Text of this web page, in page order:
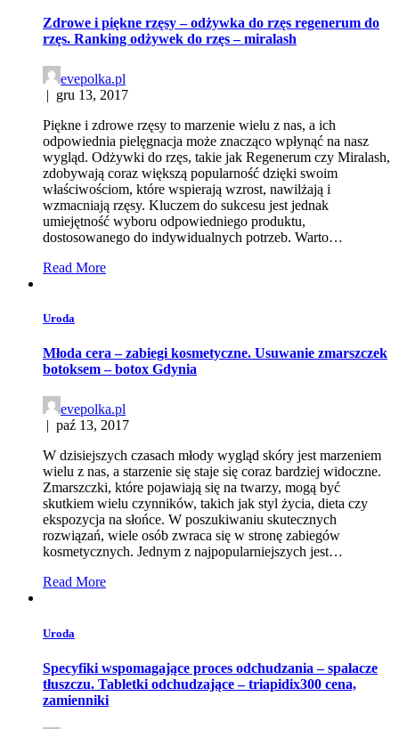
Zdrowe i piękne rzęsy – odżywka do rzęs regenerum do
rzęs. Ranking odżywek do rzęs – miralash
evepolka.pl
| gru 13, 2017
Piękne i zdrowe rzęsy to marzenie wielu z nas, a ich
odpowiednia pielęgnacja może znacząco wpłynąć na nasz
wygląd. Odżywki do rzęs, takie jak Regenerum czy Miralash,
zdobywają coraz większą popularność dzięki swoim
właściwościom, które wspierają wzrost, nawilżają i
wzmacniają rzęsy. Kluczem do sukcesu jest jednak
umiejętność wyboru odpowiedniego produktu,
dostosowanego do indywidualnych potrzeb. Warto…
Read More
Uroda
Młoda cera – zabiegi kosmetyczne. Usuwanie zmarszczek
botoksem – botox Gdynia
evepolka.pl
| paź 13, 2017
W dzisiejszych czasach młody wygląd skóry jest marzeniem
wielu z nas, a starzenie się staje się coraz bardziej widoczne.
Zmarszczki, które pojawiają się na twarzy, mogą być
skutkiem wielu czynników, takich jak styl życia, dieta czy
ekspozycja na słońce. W poszukiwaniu skutecznych
rozwiązań, wiele osób zwraca się w stronę zabiegów
kosmetycznych. Jednym z najpopularniejszych jest…
Read More
Uroda
Specyfiki wspomagające proces odchudzania – spalacze
tłuszczu. Tabletki odchudzające – triapidix300 cena,
zamienniki